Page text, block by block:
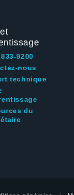
9200
nous
technique
du